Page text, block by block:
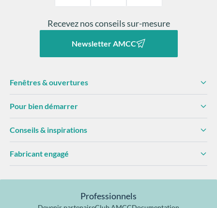
Recevez nos conseils sur-mesure
Newsletter AMCC
Fenêtres & ouvertures
Pour bien démarrer
Conseils & inspirations
Fabricant engagé
Professionnels